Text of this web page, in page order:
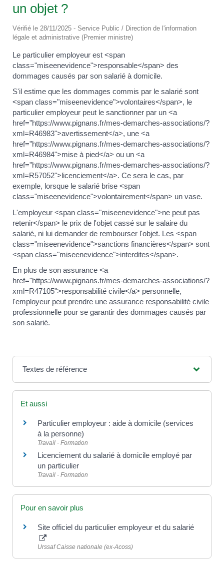
un objet ?
Vérifié le 28/11/2025 - Service Public / Direction de l'information
légale et administrative (Premier ministre)
Le particulier employeur est <span
class="miseenevidence">responsable</span> des
dommages causés par son salarié à domicile.
S'il estime que les dommages commis par le salarié sont
<span class="miseenevidence">volontaires</span>, le
particulier employeur peut le sanctionner par un <a
href="https://www.pignans.fr/mes-demarches-associations/?
xml=R46983">avertissement</a>, une <a
href="https://www.pignans.fr/mes-demarches-associations/?
xml=R46984">mise à pied</a> ou un <a
href="https://www.pignans.fr/mes-demarches-associations/?
xml=R57052">licenciement</a>. Ce sera le cas, par
exemple, lorsque le salarié brise <span
class="miseenevidence">volontairement</span> un vase.
L'employeur <span class="miseenevidence">ne peut pas
retenir</span> le prix de l'objet cassé sur le salaire du
salarié, ni lui demander de rembourser l'objet. Les <span
class="miseenevidence">sanctions financières</span> sont
<span class="miseenevidence">interdites</span>.
En plus de son assurance <a
href="https://www.pignans.fr/mes-demarches-associations/?
xml=R47105">responsabilité civile</a> personnelle,
l'employeur peut prendre une assurance responsabilité civile
professionnelle pour se garantir des dommages causés par
son salarié.
Textes de référence
Et aussi
Particulier employeur : aide à domicile (services
à la personne)
Travail - Formation
Licenciement du salarié à domicile employé par
un particulier
Travail - Formation
Pour en savoir plus
Site officiel du particulier employeur et du salarié
Urssaf Caisse nationale (ex-Acoss)